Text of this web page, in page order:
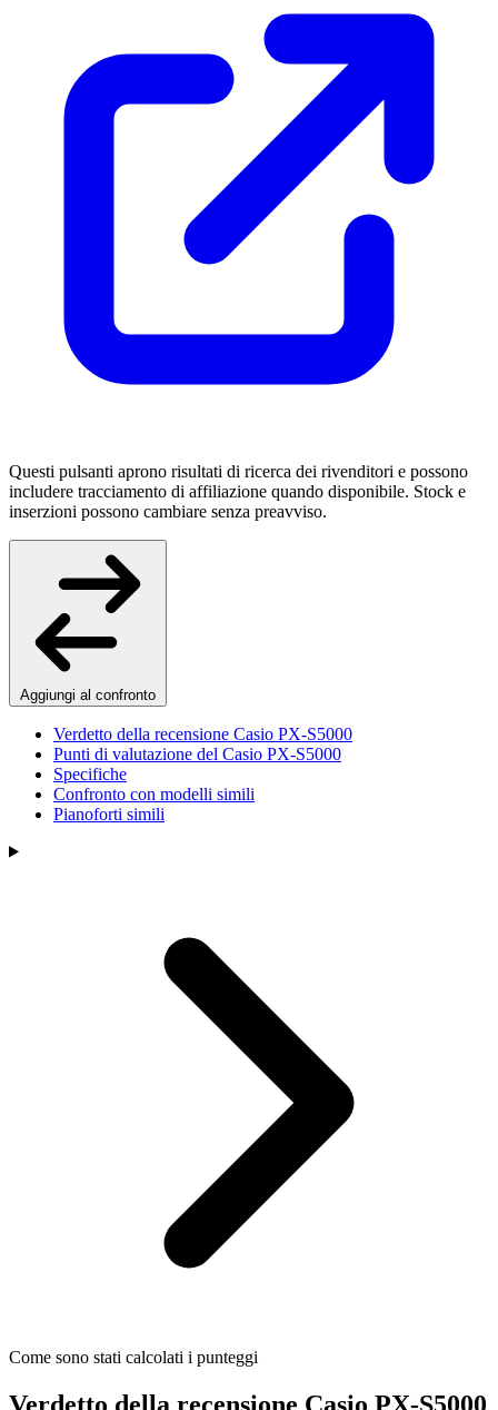
Questi pulsanti aprono risultati di ricerca dei rivenditori e possono
includere tracciamento di affiliazione quando disponibile. Stock e
inserzioni possono cambiare senza preavviso.
Aggiungi al confronto
Verdetto della recensione Casio PX-S5000
Punti di valutazione del Casio PX-S5000
Specifiche
Confronto con modelli simili
Pianoforti simili
Come sono stati calcolati i punteggi
Verdetto della recensione Casio PX-S5000